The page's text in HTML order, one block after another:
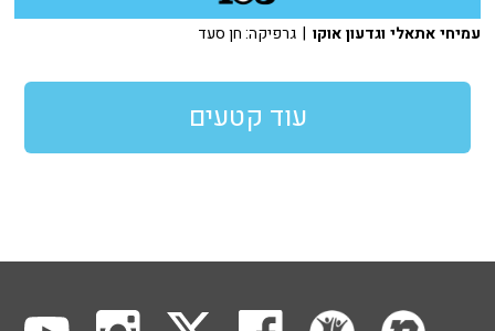
עמיחי אתאלי וגדעון אוקו | גרפיקה: חן סעד
עוד קטעים